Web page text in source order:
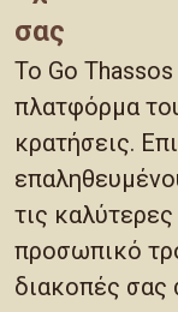
σας
Το Go Thassos
πλατφόρμα
κρατήσεις.
τις
προσωπικό
διακοπές σας